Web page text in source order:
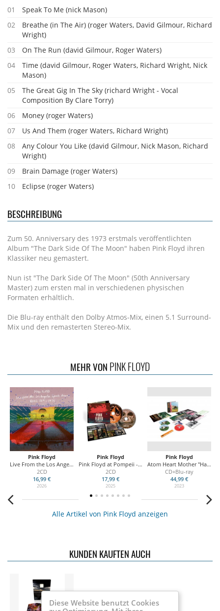
01
Speak To Me (nick Mason)
02
Breathe (in The Air) (roger Waters, David Gilmour, Richard
Wright)
03
On The Run (david Gilmour, Roger Waters)
04
Time (david Gilmour, Roger Waters, Richard Wright, Nick
Mason)
05
The Great Gig In The Sky (richard Wright - Vocal
Composition By Clare Torry)
06
Money (roger Waters)
07
Us And Them (roger Waters, Richard Wright)
08
Any Colour You Like (david Gilmour, Nick Mason, Richard
Wright)
09
Brain Damage (roger Waters)
10
Eclipse (roger Waters)
BESCHREIBUNG
Zum 50. Anniversary des 1973 erstmals veröffentlichten
Album "The Dark Side Of The Moon" haben Pink Floyd ihren
Klassiker neu gemastert.
Nun ist "The Dark Side Of The Moon" (50th Anniversary
Master) zum ersten mal in verschiedenen physischen
Formaten erhältlich.
Die Blu-ray enthält den Dolby Atmos-Mix, einen 5.1 Surround-
Mix und den remasterten Stereo-Mix.
MEHR VON PINK FLOYD
Pink Floyd
Live From the Los Angeles Sports Arena, April 26th, 1975
2CD
16,99 €
2026
Pink Floyd
Pink Floyd at Pompeii - MCMLXXII
2CD
17,99 €
2025
Pink Floyd
Atom Heart Mother "Hakone Aphrodite" Japan 1971
CD+Blu-ray
44,99 €
2023
Alle Artikel von Pink Floyd anzeigen
KUNDEN KAUFTEN AUCH
Diese Website benutzt Cookies